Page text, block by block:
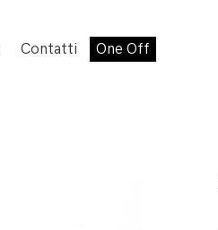
Contatti One Off